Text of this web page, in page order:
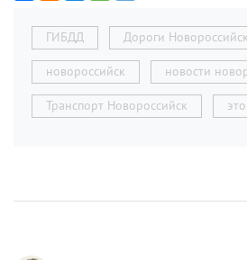
ГИБДД Дороги Новороссийск
новороссийск новости
Транспорт Новороссийск